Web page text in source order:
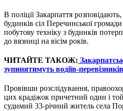
В поліції Закарпаття
будинків сіл Перечинської
побутову техніку з будинків
до вязниці на вісім років.
ЧИТАЙТЕ ТАКОЖ:
зупинятимуть водіїв-
Провівши розслідування,
цих крадіжок причетний один і
судимий 33-річний житель села